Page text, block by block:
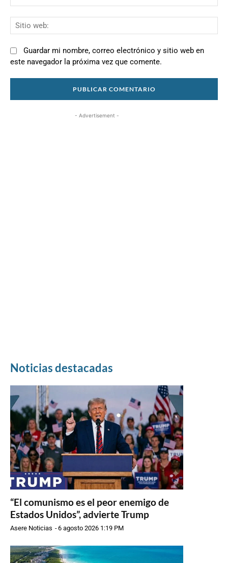
Guardar mi nombre, correo electrónico y sitio web en
este navegador la próxima vez que comente.
- Advertisement -
Noticias destacadas
“El comunismo es el peor enemigo de
Estados Unidos”, advierte Trump
Asere Noticias -6 agosto 2026 1:19 PM